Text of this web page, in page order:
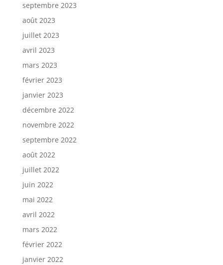
septembre 2023
août 2023
juillet 2023
avril 2023
mars 2023
février 2023
janvier 2023
décembre 2022
novembre 2022
septembre 2022
août 2022
juillet 2022
juin 2022
mai 2022
avril 2022
mars 2022
février 2022
janvier 2022